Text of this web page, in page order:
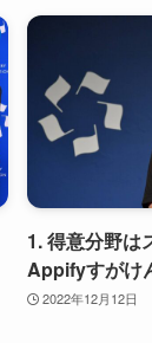
1. 得意分野は
Appifyすがけ
2022年12月12日